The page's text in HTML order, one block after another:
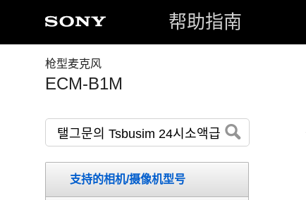
帮助指南
枪型麦克风
ECM-B1M
支持的相机/摄像机型号